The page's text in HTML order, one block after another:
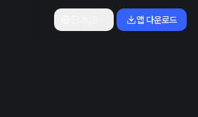
앱 다운로드